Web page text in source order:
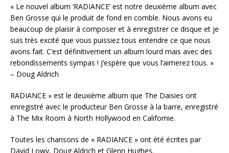
« Le nouvel album ‘RADIANCE’ est notre deuxième album avec
Ben Grosse qui le produit de fond en comble. Nous avons eu
beaucoup de plaisir à composer et à enregistrer ce disque et je
suis très excité que vous puissiez tous entendre ce que nous
avons fait. C’est définitivement un album lourd mais avec des
rebondissements sympas ! J’espère que vous l’aimerez tous. »
– Doug Aldrich
RADIANCE » est le deuxième album que The Daisies ont
enregistré avec le producteur Ben Grosse à la barre, enregistré
à The Mix Room à North Hollywood en Californie.
Toutes les chansons de « RADIANCE » ont été écrites par
David Lowy, Doug Aldrich et Glenn Hughes.